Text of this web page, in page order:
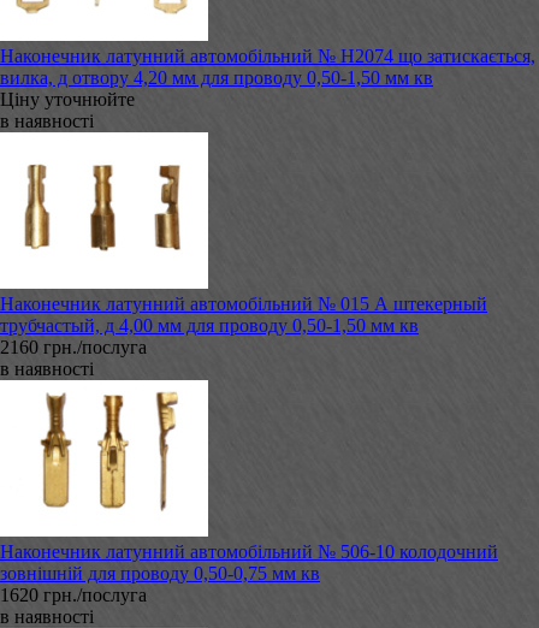
Наконечник латунний автомобільний № Н2074 що затискається,
вилка, д отвору 4,20 мм для проводу 0,50-1,50 мм кв
Ціну уточнюйте
в наявності
Наконечник латунний автомобільний № 015 А штекерный
трубчастый, д 4,00 мм для проводу 0,50-1,50 мм кв
2160 грн./послуга
в наявності
Наконечник латунний автомобільний № 506-10 колодочний
зовнішній для проводу 0,50-0,75 мм кв
1620 грн./послуга
в наявності